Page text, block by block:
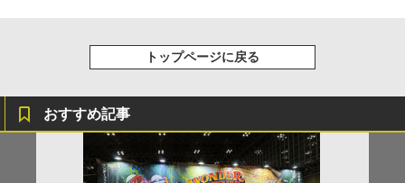
トップページに戻る
おすすめ記事